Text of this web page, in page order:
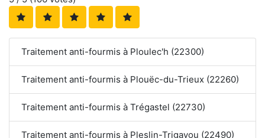
Traitement anti-fourmis à Ploulec'h (22300)
Traitement anti-fourmis à Plouëc-du-Trieux (22260)
Traitement anti-fourmis à Trégastel (22730)
Traitement anti-fourmis à Pleslin-Trigavou (22490)